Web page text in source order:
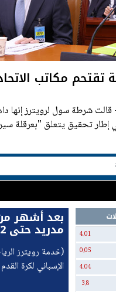
تقتحم مكاتب
- قالت شرطة سول لرويترز إنها
إطار تحقيق يتعلق "بعرقلة
4.01
0.05
4.04
3.8
بعد أشهر
مدريد حتى 2032
(خدمة رويترز
الإسباني لكرة